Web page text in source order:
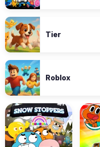
Tier
Roblox